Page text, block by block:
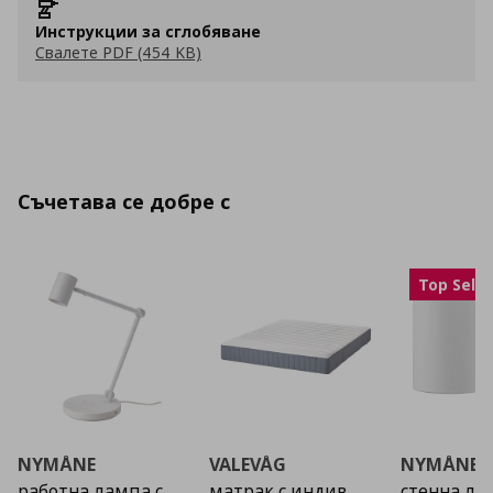
Инструкции за сглобяване
Свалете PDF (454 KB)
Съчетава се добре с
NYMÅNE
VALEVÅG
Top
NYMÅNE